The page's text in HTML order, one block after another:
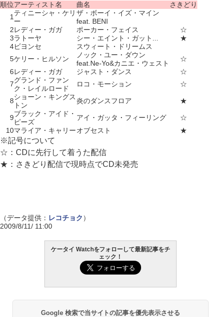
順位アーティスト名 曲名
さきどり
1 ティニーシャ・ケリ
ー
ザ・ボーイ・イズ・マイン
feat. BENI
2レディー・ガガ ポーカー・フェイス
☆
3ラトーヤ シー・エイント・ガット...
★
4ビヨンセ
スウィート・ドリームス
5ケリー・ヒルソン
ノック・ユー・ダウン
feat.Ne-Yo&カニエ・ウェスト
☆
6レディー・ガガ ジャスト・ダンス
☆
7グランド・ファン
ク・レイルロード
ロコ・モーション ☆
8ショーン・キングス
トン
炎のダンスフロア ★
9ブラック・アイド・
ピーズ
アイ・ガッタ・フィーリング
☆
10マライア・キャリーオブセスト ★
※記号について
☆：CDに先行して着うた配信
★：さきどり配信で現時点でCD未発売
（データ提供： レコチョク ）
2009/8/11/ 11:00
ケータイ Watchをフォローして最新記事をチ
ェック！
Google 検索で当サイトの記事を優先表示させる